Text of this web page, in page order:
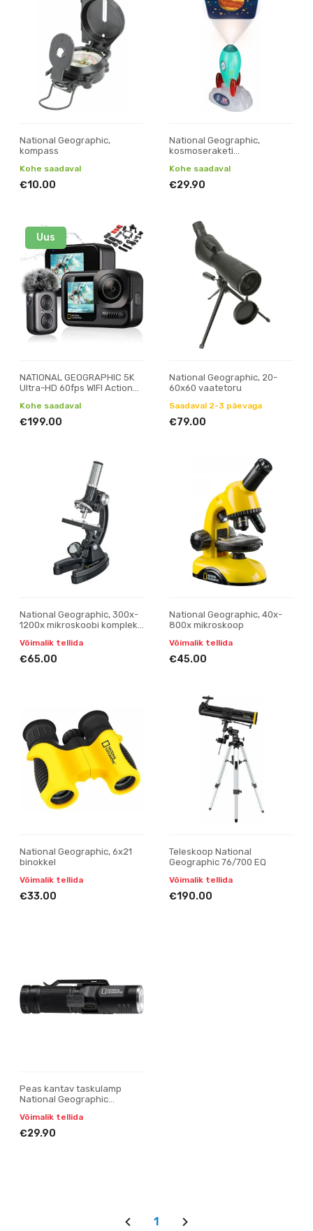
National Geographic,
kompass
Kohe saadaval
€10.00
National Geographic,
kosmoseraketi
Kohe saadaval
€29.90
Uus
NATIONAL GEOGRAPHIC 5K
Ultra-HD 60fps WIFI Action
Kohe saadaval
€199.00
National Geographic, 20-
60x60 vaatetoru
Saadaval 2-3 päevaga
€79.00
National Geographic, 300x-
1200x mikroskoobi komplekt
Võimalik tellida
€65.00
National Geographic, 40x-
800x mikroskoop
Võimalik tellida
€45.00
National Geographic, 6x21
binokkel
Võimalik tellida
€33.00
Teleskoop National
Geographic 76/700 EQ
Võimalik tellida
€190.00
Peas kantav taskulamp
National Geographic
Võimalik tellida
€29.90
1